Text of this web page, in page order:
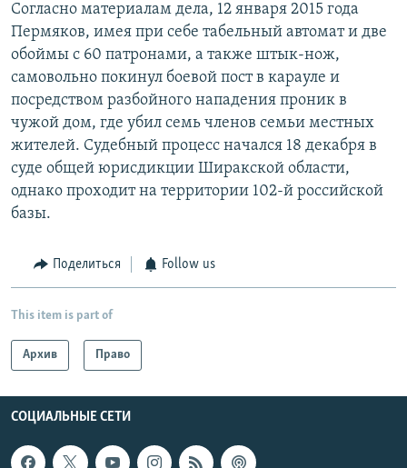
Согласно материалам дела, 12 января 2015 года
Пермяков, имея при себе табельный автомат и две
обоймы с 60 патронами, а также штык-нож,
самовольно покинул боевой пост в карауле и
посредством разбойного нападения проник в
чужой дом, где убил семь членов семьи местных
жителей. Судебный процесс начался 18 декабря в
суде общей юрисдикции Ширакской области,
однако проходит на территории 102-й российской
базы.
Поделиться Follow us
This item is part of
Архив Право
СОЦИАЛЬНЫЕ СЕТИ